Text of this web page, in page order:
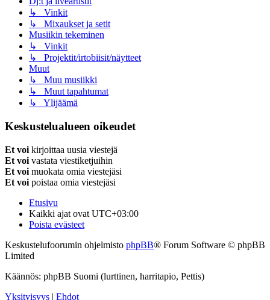
↳ Vinkit
↳ Mixaukset ja setit
Musiikin tekeminen
↳ Vinkit
↳ Projektit/irtobiisit/näytteet
Muut
↳ Muu musiikki
↳ Muut tapahtumat
↳ Ylijäämä
Keskustelualueen oikeudet
Et voi kirjoittaa uusia viestejä
Et voi vastata viestiketjuihin
Et voi muokata omia viestejäsi
Et voi poistaa omia viestejäsi
Etusivu
Kaikki ajat ovat UTC+03:00
Poista evästeet
Keskustelufoorumin ohjelmisto phpBB® Forum Software © phpBB
Limited
Käännös: phpBB Suomi (lurttinen, harritapio, Pettis)
Yksityisyys | Ehdot